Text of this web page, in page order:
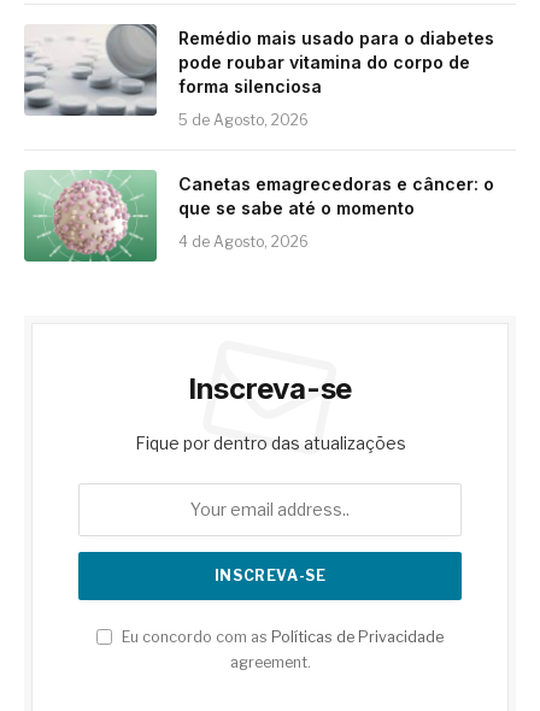
Remédio mais usado para o diabetes
pode roubar vitamina do corpo de
forma silenciosa
5 de Agosto, 2026
Canetas emagrecedoras e câncer: o
que se sabe até o momento
4 de Agosto, 2026
Inscreva-se
Fique por dentro das atualizações
Eu concordo com as Políticas de Privacidade
agreement.